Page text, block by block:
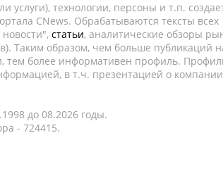
технологии, персоны и т.п.
CNews. Обрабатываются тексты всех
статьи, аналитические обзоры
Таким образом, чем больше публикаций
тем более информативен профиль.
в т.ч. презентацией о
до 08.2026 годы.
- 724415.